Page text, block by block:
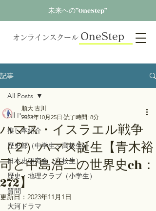
未来への”OneStep”
オンラインスクール OneStep
記事
All Posts
推し本紹介
歴史部（中学生～高校生）
日本史研究会（高校生）
歴史・地理クラブ（小学生）
質問
大河ドラマ
All Posts
ハマス・イスラエル戦争
（２）ハマス誕生【青木裕
司と中島浩二の世界史ch：
272】
順大 古川
2023年10月25日 読了時間: 8分
更新日： 2023年11月1日